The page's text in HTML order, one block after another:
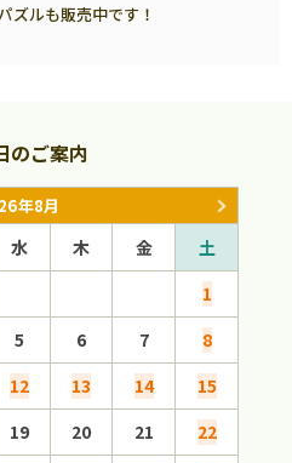
ズルも販売中です！
のご案内
年8月
水 木 金
土
1
5 6 7
8
12 13 14
15
19 20 21
22